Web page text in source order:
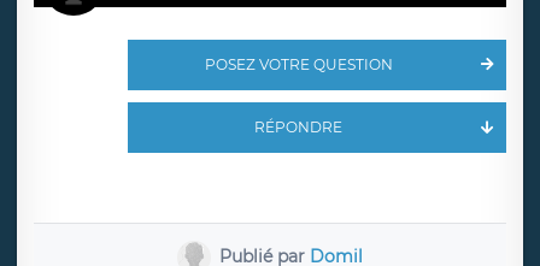
POSEZ VOTRE QUESTION
RÉPONDRE
Publié par Domil